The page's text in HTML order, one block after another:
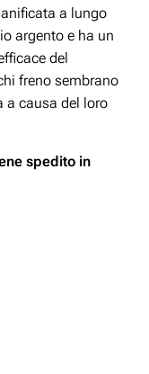
a lungo
argento e ha un
del
freno sembrano
a causa del loro
spedito in